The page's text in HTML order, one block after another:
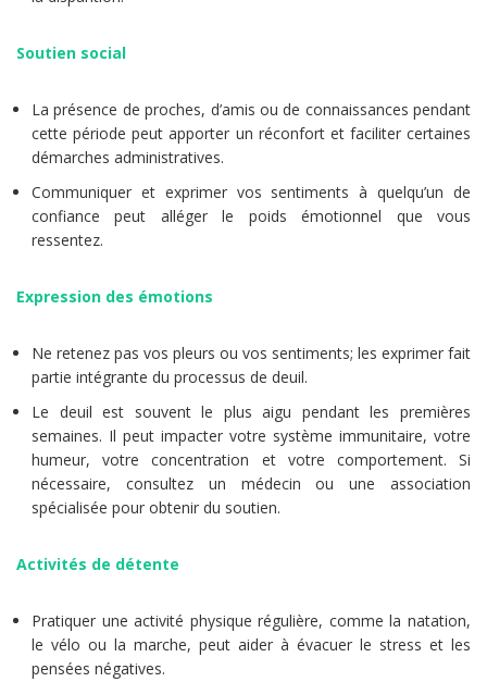
Soutien social
La présence de proches, d’amis ou de connaissances pendant
cette période peut apporter un réconfort et faciliter certaines
démarches administratives.
Communiquer et exprimer vos sentiments à quelqu’un de
confiance peut alléger le poids émotionnel que vous
ressentez.
Expression des émotions
Ne retenez pas vos pleurs ou vos sentiments; les exprimer fait
partie intégrante du processus de deuil.
Le deuil est souvent le plus aigu pendant les premières
semaines. Il peut impacter votre système immunitaire, votre
humeur, votre concentration et votre comportement. Si
nécessaire, consultez un médecin ou une association
spécialisée pour obtenir du soutien.
Activités de détente
Pratiquer une activité physique régulière, comme la natation,
le vélo ou la marche, peut aider à évacuer le stress et les
pensées négatives.